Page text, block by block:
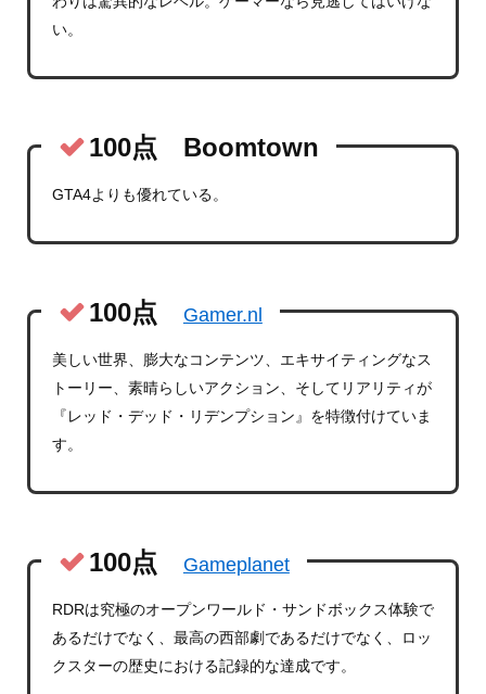
い。
100点 Boomtown
GTA4よりも優れている。
100点 Gamer.nl
美しい世界、膨大なコンテンツ、エキサイティングなス
トーリー、素晴らしいアクション、そしてリアリティが
『レッド・デッド・リデンプション』を特徴付けていま
す。
100点 Gameplanet
RDRは究極のオープンワールド・サンドボックス体験で
あるだけでなく、最高の西部劇であるだけでなく、ロッ
クスターの歴史における記録的な達成です。